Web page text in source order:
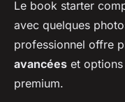
Le book starter
avec quelques
professionnel offre
avancées et
premium.